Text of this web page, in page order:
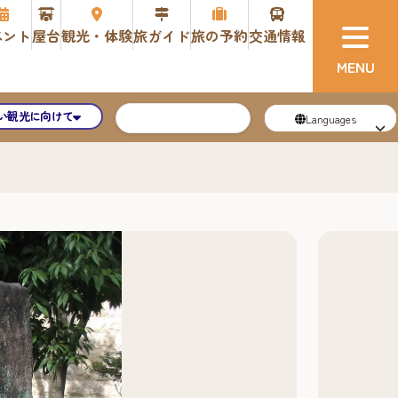
ト屋台観光・体験旅ガイド旅の予約交通情報
観光に向けて Languages